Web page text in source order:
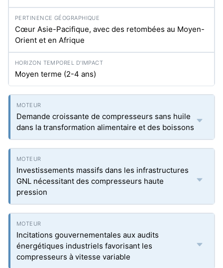
Cœur Asie-Pacifique, avec des retombées au Moyen-
Orient et en Afrique
Moyen terme (2-4 ans)
Demande croissante de compresseurs sans huile
dans la transformation alimentaire et des boissons
Investissements massifs dans les infrastructures
GNL nécessitant des compresseurs haute
pression
Incitations gouvernementales aux audits
énergétiques industriels favorisant les
compresseurs à vitesse variable